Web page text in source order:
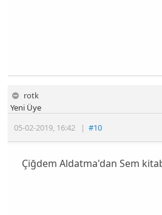
rotk
05-02-2019, 16:42 |#10
Yeni Üye
Çiğdem Aldatma'dan Sem